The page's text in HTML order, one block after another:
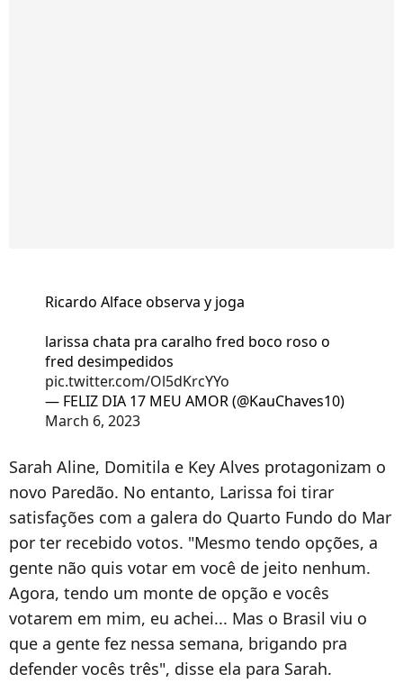
Ricardo Alface observa y joga
larissa chata pra caralho fred boco roso o
fred desimpedidos
pic.twitter.com/Ol5dKrcYYo
— FELIZ DIA 17 MEU AMOR (@KauChaves10)
March 6, 2023
Sarah Aline, Domitila e Key Alves protagonizam o
novo Paredão. No entanto, Larissa foi tirar
satisfações com a galera do Quarto Fundo do Mar
por ter recebido votos. "Mesmo tendo opções, a
gente não quis votar em você de jeito nenhum.
Agora, tendo um monte de opção e vocês
votarem em mim, eu achei... Mas o Brasil viu o
que a gente fez nessa semana, brigando pra
defender vocês três", disse ela para Sarah.